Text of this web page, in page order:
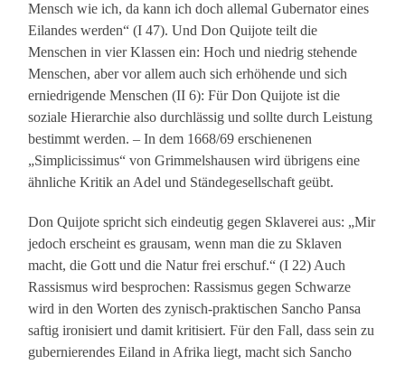
Mensch wie ich, da kann ich doch allemal Gubernator eines
Eilandes werden“ (I 47). Und Don Quijote teilt die
Menschen in vier Klassen ein: Hoch und niedrig stehende
Menschen, aber vor allem auch sich erhöhende und sich
erniedrigende Menschen (II 6): Für Don Quijote ist die
soziale Hierarchie also durchlässig und sollte durch Leistung
bestimmt werden. – In dem 1668/69 erschienenen
„Simplicissimus“ von Grimmelshausen wird übrigens eine
ähnliche Kritik an Adel und Ständegesellschaft geübt.
Don Quijote spricht sich eindeutig gegen Sklaverei aus: „Mir
jedoch erscheint es grausam, wenn man die zu Sklaven
macht, die Gott und die Natur frei erschuf.“ (I 22) Auch
Rassismus wird besprochen: Rassismus gegen Schwarze
wird in den Worten des zynisch-praktischen Sancho Pansa
saftig ironisiert und damit kritisiert. Für den Fall, dass sein zu
gubernierendes Eiland in Afrika liegt, macht sich Sancho